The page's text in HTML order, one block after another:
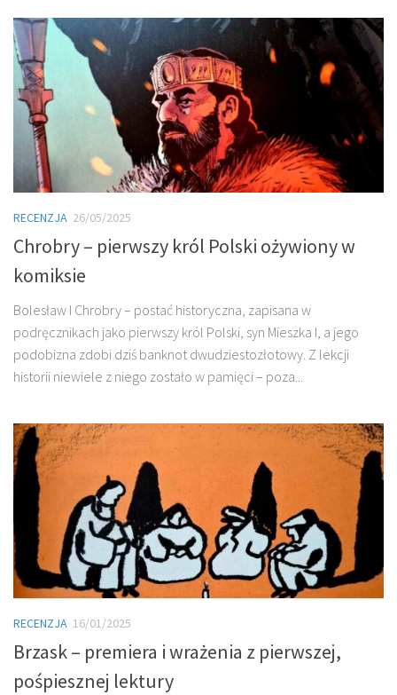
RECENZJA 26/05/2025
Chrobry – pierwszy król Polski ożywiony w
komiksie
Bolesław I Chrobry – postać historyczna, zapisana w
podręcznikach jako pierwszy król Polski, syn Mieszka I, a jego
podobizna zdobi dziś banknot dwudziestozłotowy. Z lekcji
historii niewiele z niego zostało w pamięci – poza...
RECENZJA 16/01/2025
Brzask – premiera i wrażenia z pierwszej,
pośpiesznej lektury